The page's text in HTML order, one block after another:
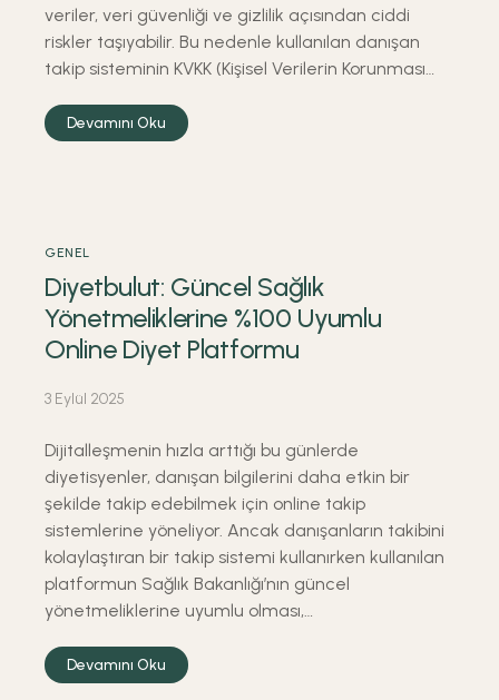
veriler, veri güvenliği ve gizlilik açısından ciddi
riskler taşıyabilir. Bu nedenle kullanılan danışan
takip sisteminin KVKK (Kişisel Verilerin Korunması…
Devamını Oku
GENEL
Diyetbulut: Güncel Sağlık
Yönetmeliklerine %100 Uyumlu
Online Diyet Platformu
3 Eylül 2025
Dijitalleşmenin hızla arttığı bu günlerde
diyetisyenler, danışan bilgilerini daha etkin bir
şekilde takip edebilmek için online takip
sistemlerine yöneliyor. Ancak danışanların takibini
kolaylaştıran bir takip sistemi kullanırken kullanılan
platformun Sağlık Bakanlığı’nın güncel
yönetmeliklerine uyumlu olması,…
Devamını Oku